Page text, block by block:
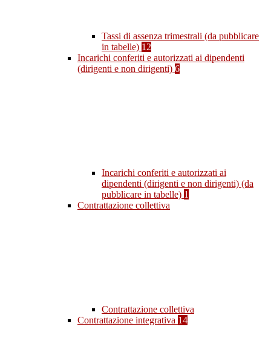
Tassi di assenza trimestrali (da pubblicare
in tabelle) 12
Incarichi conferiti e autorizzati ai dipendenti
(dirigenti e non dirigenti) 6
Incarichi conferiti e autorizzati ai
dipendenti (dirigenti e non dirigenti) (da
pubblicare in tabelle) 1
Contrattazione collettiva
Contrattazione collettiva
Contrattazione integrativa 14